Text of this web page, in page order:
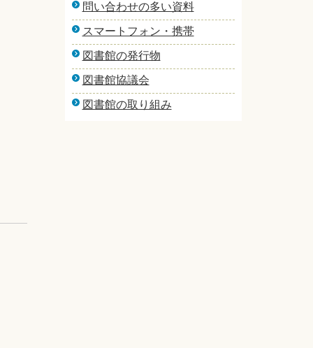
問い合わせの多い資料
スマートフォン・携帯
図書館の発行物
図書館協議会
図書館の取り組み